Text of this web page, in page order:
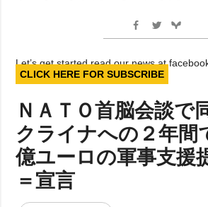
Let’s get started read our news at
CLICK HERE FOR SUBSCRIBE
ＮＡＴＯ首脳会談で
クライナへの２年間
億ユーロの軍事支援
＝宣言